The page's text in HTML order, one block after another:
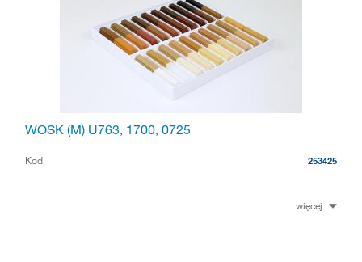
WOSK (M) U763, 1700, 0725
Kod 253425
więcej